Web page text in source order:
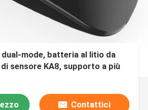
dual-mode, batteria al litio da
sensore KA8, supporto a più
leggero
Contattici